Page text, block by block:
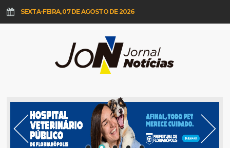
SEXTA-FEIRA, 07 DE AGOSTO DE 2026